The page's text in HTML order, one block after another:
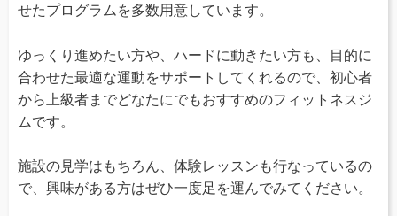
せたプログラムを多数用意しています。
ゆっくり進めたい方や、ハードに動きたい方も、目的に
合わせた最適な運動をサポートしてくれるので、初心者
から上級者までどなたにでもおすすめのフィットネスジ
ムです。
施設の見学はもちろん、体験レッスンも行なっているの
で、興味がある方はぜひ一度足を運んでみてください。